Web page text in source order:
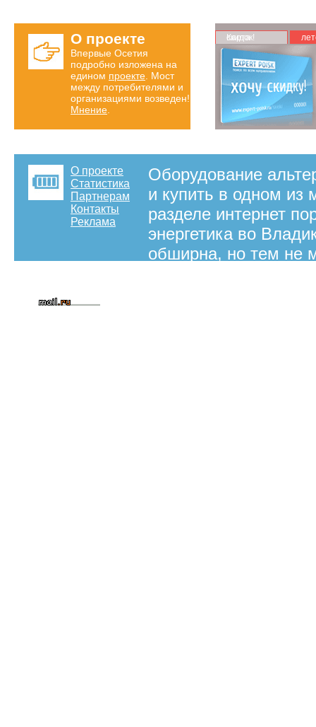
О проекте
Впервые Осетия
подробно изложена на
едином проекте . Мост
между потребителями и
организациями возведен!
Мнение
Карта скидок!
О проекте
Статистика
Партнерам
Контакты
Реклама
Оборудование
и купить в одном из
разделе интернет
энергетика во
обширна, но тем не